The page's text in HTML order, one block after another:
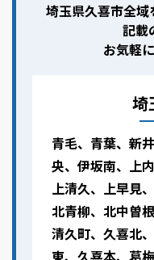
埼玉県久喜市全域
記載
お気軽
埼
青毛、青葉、新
央、伊坂南、上
上清久、上早見
北青柳、北中曽
清久町、久喜北
東、久喜本、葛